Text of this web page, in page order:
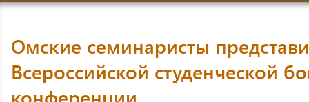
Омские семинаристы
Всероссийской студенческой
конференции